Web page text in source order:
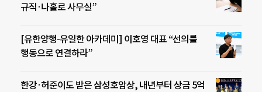
규직·나홀로 사무실”
[유한양행-유일한 아카데미] 이호영 대표 “선의를
행동으로 연결하라”
한강·허준이도 받은 삼성호암상, 내년부터 상금 5억